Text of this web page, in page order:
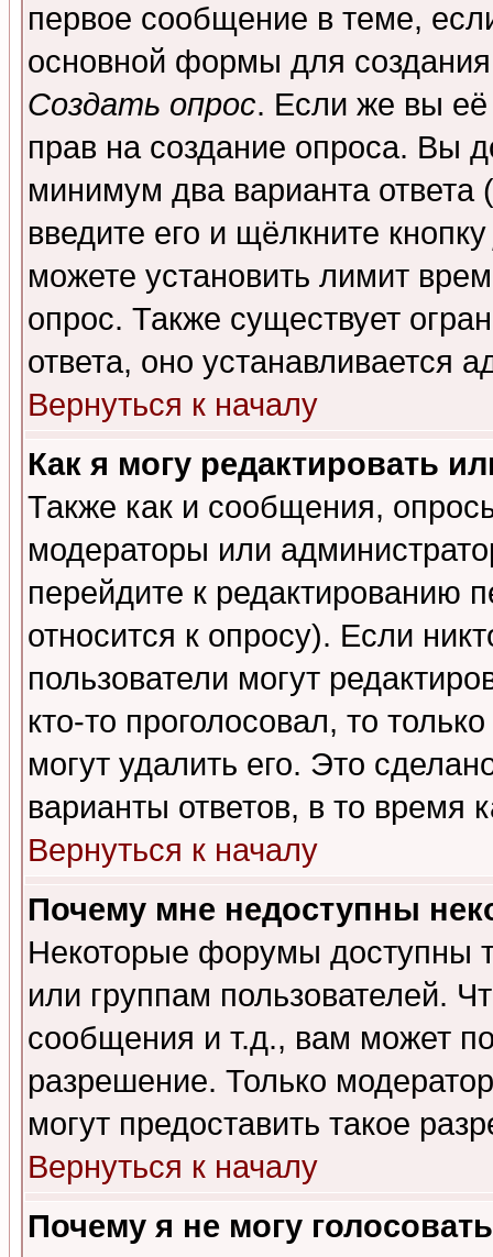
первое сообщение в теме,
основной формы для
Создать опрос. Если же вы её
прав на создание опроса. Вы
минимум два варианта ответа
введите его и щёлкните
можете установить лимит
опрос. Также существует
ответа, оно устанавливается
Вернуться к началу
Как я могу редактировать
Также как и сообщения,
модераторы или
перейдите к редактированию
относится к опросу). Если
пользователи могут
кто-то проголосовал, то
могут удалить его. Это
варианты ответов, в то время
Вернуться к началу
Почему мне недоступны
Некоторые форумы доступны
или группам пользователей.
сообщения и т.д., вам может
разрешение. Только
могут предоставить такое
Вернуться к началу
Почему я не могу